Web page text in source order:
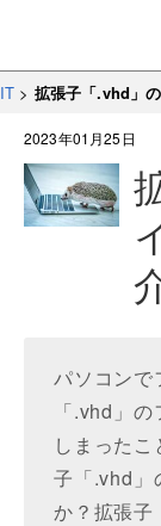
IT > 拡張子「.vhd」
2023年01月25日
パソコンで
「.vhd」
しまった
子「.vhd」
か？拡張子